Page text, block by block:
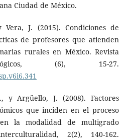
Ciudad de México.
Vera, J. (2015). Condiciones de
de profesores que atienden
rurales en México. Revista
(6), 15-27.
y Argüello, J. (2008). Factores
que inciden en el proceso
en la modalidad de multigrado
2(2), 140-162.